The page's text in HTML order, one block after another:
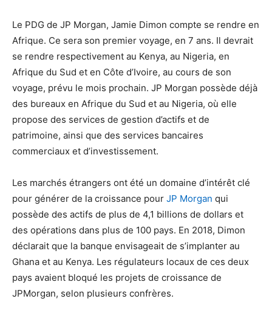
Le PDG de JP Morgan, Jamie Dimon compte se rendre en
Afrique. Ce sera son premier voyage, en 7 ans. Il devrait
se rendre respectivement au Kenya, au Nigeria, en
Afrique du Sud et en Côte d’Ivoire, au cours de son
voyage, prévu le mois prochain. JP Morgan possède déjà
des bureaux en Afrique du Sud et au Nigeria, où elle
propose des services de gestion d’actifs et de
patrimoine, ainsi que des services bancaires
commerciaux et d’investissement.
Les marchés étrangers ont été un domaine d’intérêt clé
pour générer de la croissance pour JP Morgan qui
possède des actifs de plus de 4,1 billions de dollars et
des opérations dans plus de 100 pays. En 2018, Dimon
déclarait que la banque envisageait de s’implanter au
Ghana et au Kenya. Les régulateurs locaux de ces deux
pays avaient bloqué les projets de croissance de
JPMorgan, selon plusieurs confrères.